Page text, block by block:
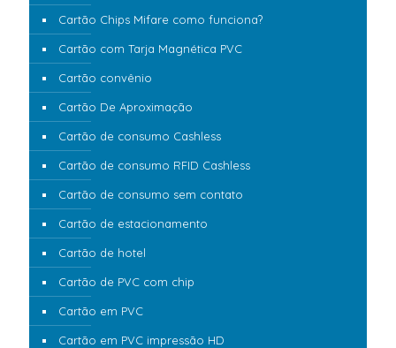
Cartão Chips Mifare como funciona?
Cartão com Tarja Magnética PVC
Cartão convênio
Cartão De Aproximação
Cartão de consumo Cashless
Cartão de consumo RFID Cashless
Cartão de consumo sem contato
Cartão de estacionamento
Cartão de hotel
Cartão de PVC com chip
Cartão em PVC
Cartão em PVC impressão HD